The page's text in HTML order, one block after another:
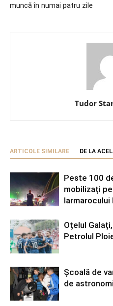
muncă în numai patru zile
Tudor
ARTICOLE SIMILARE DE LA
Peste 100
mobilizați
Oțelul
Petrolul
Școală de
de